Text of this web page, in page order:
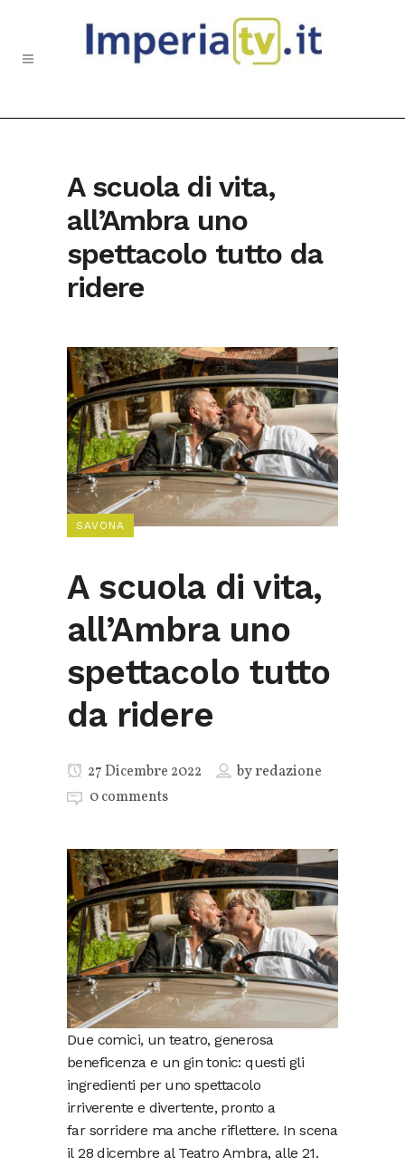
A scuola di vita,
all’Ambra uno
spettacolo tutto da
ridere
SAVONA
A scuola di vita,
all’Ambra uno
spettacolo tutto
da ridere
27 Dicembre 2022 byredazione
0 comments
Due comici, un teatro, generosa
beneficenza e un gin tonic: questi gli
ingredienti per uno spettacolo
irriverente e divertente, pronto a
far sorridere ma anche riflettere. In scena
il 28 dicembre al Teatro Ambra, alle 21.